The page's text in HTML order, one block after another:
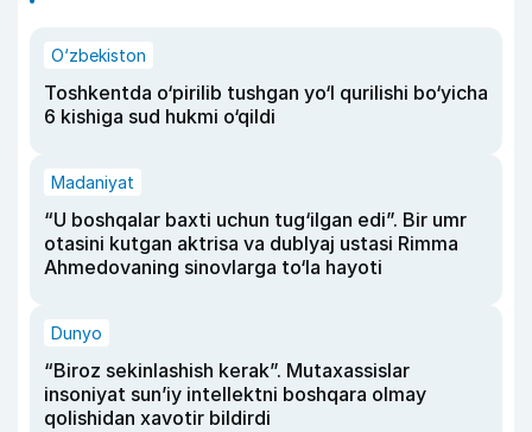
O‘zbekiston
Toshkentda o‘pirilib tushgan yo‘l qurilishi bo‘yicha
6 kishiga sud hukmi o‘qildi
Madaniyat
“U boshqalar baxti uchun tug‘ilgan edi”. Bir umr
otasini kutgan aktrisa va dublyaj ustasi Rimma
Ahmedovaning sinovlarga to‘la hayoti
Dunyo
“Biroz sekinlashish kerak”. Mutaxassislar
insoniyat sun’iy intellektni boshqara olmay
qolishidan xavotir bildirdi